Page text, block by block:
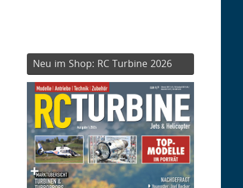
Neu im Shop: RC Turbine 2026